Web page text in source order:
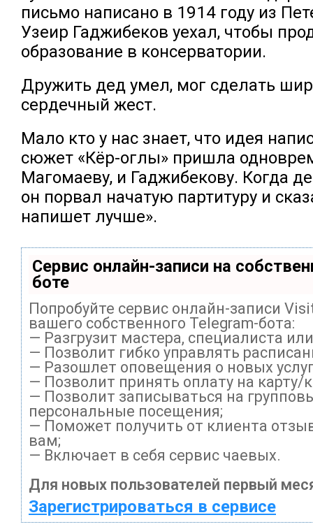
письмо написано в 1914 году из
Узеир Гаджибеков уехал, чтобы
образование в консерватории.
Дружить дед умел, мог сделать
сердечный жест.
Мало кто у нас знает, что идея
сюжет «Кёр-оглы» пришла
Магомаеву, и Гаджибекову. Когда
он порвал начатую партитуру и
напишет лучше».
Сервис онлайн-записи на
боте
Попробуйте сервис онлайн-записи
вашего собственного Telegram-бота:
— Разгрузит мастера, специалиста
— Позволит гибко управлять
— Разошлет оповещения о новых
— Позволит принять оплату на карту/
— Позволит записываться на
персональные посещения;
— Поможет получить от клиента
вам;
— Включает в себя сервис чаевых.
Для новых пользователей первый
Зарегистрироваться в сервисе